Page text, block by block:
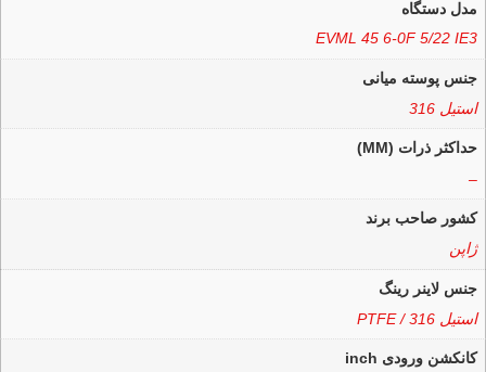
مدل دستگاه
EVML 45 6-0F 5/22 IE3
جنس پوسته میانی
استیل 316
حداکثر ذرات (MM)
–
کشور صاحب برند
ژاپن
جنس لاینر رینگ
استیل 316 / PTFE
کانکشن ورودی inch